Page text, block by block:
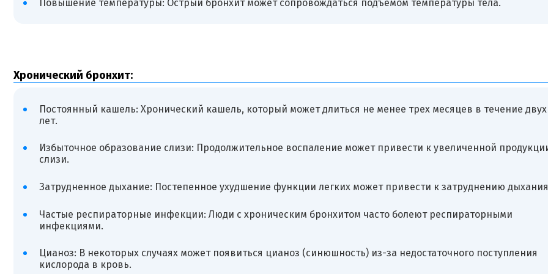
Повышение температуры: Острый бронхит может сопровождаться подъемом температуры тела.
Хронический бронхит:
Постоянный кашель: Хронический кашель, который может длиться не менее трех месяцев в течение двух
лет.
Избыточное образование слизи: Продолжительное воспаление может привести к увеличенной
слизи.
Затрудненное дыхание: Постепенное ухудшение функции легких может привести к затруднению
Частые респираторные инфекции: Люди с хроническим бронхитом часто болеют респираторными
инфекциями.
Цианоз: В некоторых случаях может появиться цианоз (синюшность) из-за недостаточного поступления
кислорода в кровь.